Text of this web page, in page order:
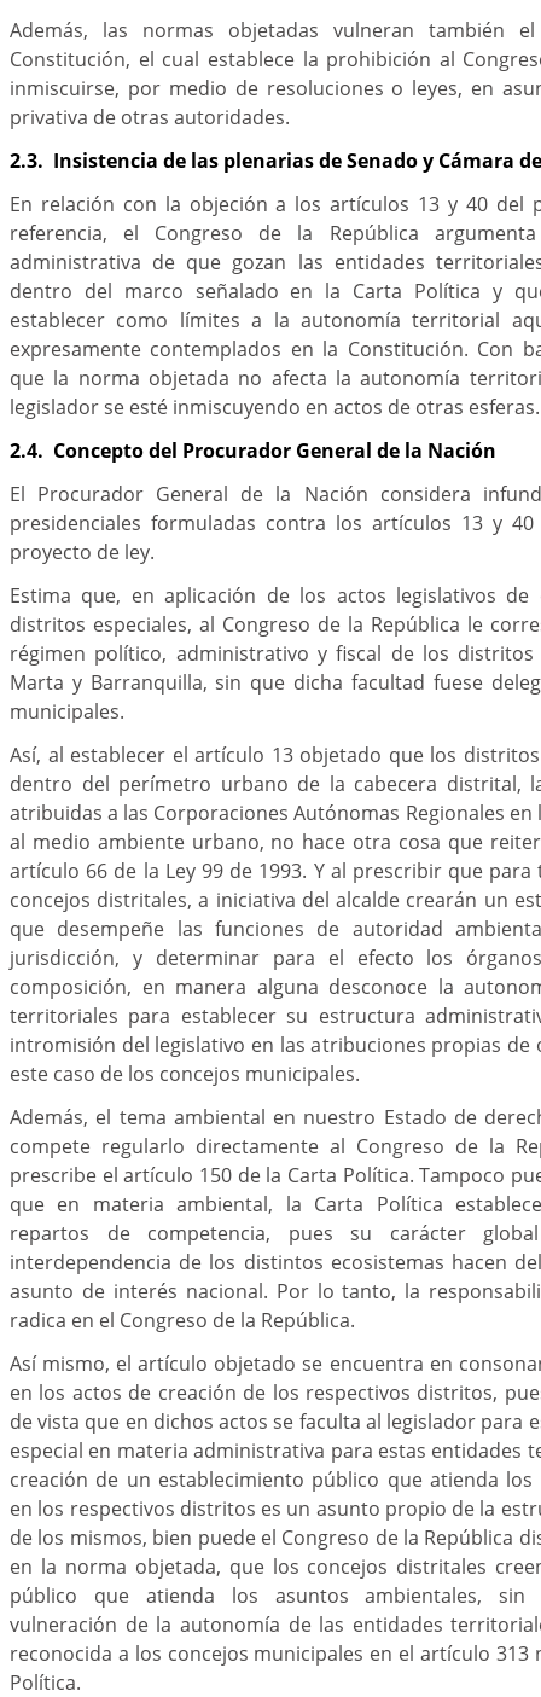
Además, las normas objetadas vulneran también
Constitución, el cual establece la prohibición al
inmiscuirse, por medio de resoluciones o leyes, en
privativa de otras autoridades.
2.3. Insistencia de las plenarias de Senado y Cámara
En relación con la objeción a los artículos 13 y 40 del
referencia, el Congreso de la República
administrativa de que gozan las entidades
dentro del marco señalado en la Carta Política y
establecer como límites a la autonomía territorial
expresamente contemplados en la Constitución. Con
que la norma objetada no afecta la autonomía
legislador se esté inmiscuyendo en actos de otras esferas.
2.4. Concepto del Procurador General de la Nación
El Procurador General de la Nación considera
presidenciales formuladas contra los artículos 13 y
proyecto de ley.
Estima que, en aplicación de los actos legislativos
distritos especiales, al Congreso de la República le
régimen político, administrativo y fiscal de los distritos
Marta y Barranquilla, sin que dicha facultad fuese
municipales.
Así, al establecer el artículo 13 objetado que los
dentro del perímetro urbano de la cabecera distrital,
atribuidas a las Corporaciones Autónomas Regionales en
al medio ambiente urbano, no hace otra cosa que
artículo 66 de la Ley 99 de 1993. Y al prescribir que
concejos distritales, a iniciativa del alcalde crearán un
que desempeñe las funciones de autoridad
jurisdicción, y determinar para el efecto los
composición, en manera alguna desconoce la
territoriales para establecer su estructura
intromisión del legislativo en las atribuciones propias de
este caso de los concejos municipales.
Además, el tema ambiental en nuestro Estado de
compete regularlo directamente al Congreso de la
prescribe el artículo 150 de la Carta Política. Tampoco
que en materia ambiental, la Carta Política
repartos de competencia, pues su carácter
interdependencia de los distintos ecosistemas hacen
asunto de interés nacional. Por lo tanto, la
radica en el Congreso de la República.
Así mismo, el artículo objetado se encuentra en
en los actos de creación de los respectivos distritos,
de vista que en dichos actos se faculta al legislador para
especial en materia administrativa para estas entidades
creación de un establecimiento público que atienda
en los respectivos distritos es un asunto propio de la
de los mismos, bien puede el Congreso de la República
en la norma objetada, que los concejos distritales
público que atienda los asuntos ambientales,
vulneración de la autonomía de las entidades
reconocida a los concejos municipales en el artículo 313
Política.